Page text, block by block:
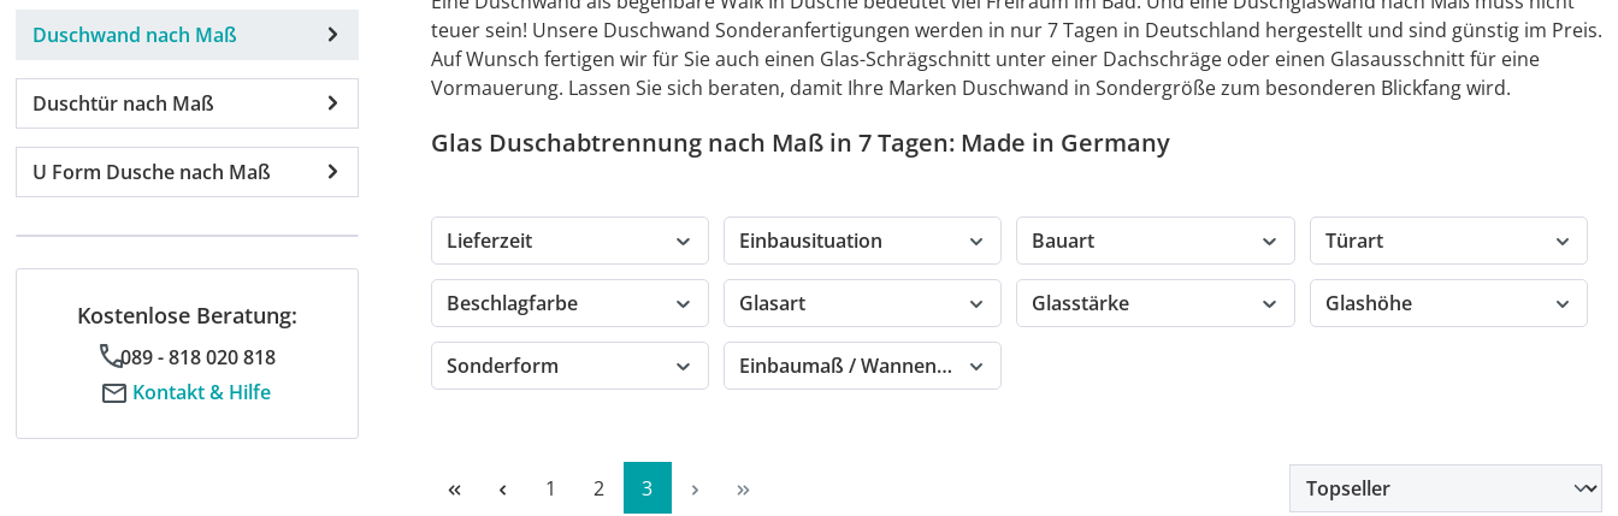
Duschwand nach Maß
Duschtür nach Maß
U Form Dusche nach Maß
Kostenlose Beratung:
089 - 818 020 818
Kontakt & Hilfe
teuer sein! Unsere Duschwand Sonderanfertigungen werden in nur 7 Tagen in Deutschland hergestellt und sind günstig im Preis.
Auf Wunsch fertigen wir für Sie auch einen Glas-Schrägschnitt unter einer Dachschräge oder einen Glasausschnitt für eine
Vormauerung. Lassen Sie sich beraten, damit Ihre Marken Duschwand in Sondergröße zum besonderen Blickfang wird.
Glas Duschabtrennung nach Maß in 7 Tagen: Made in Germany
Lieferzeit Einbausituation Bauart Türart
Beschlagfarbe Glasart Glasstärke Glashöhe
Sonderform Einbaumaß / Wannenmaß
Seite
1 Seite
2 Seite
3